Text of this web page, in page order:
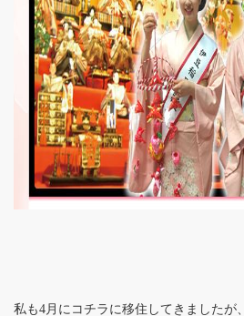
私も4月にコチラに移住してきましたが、